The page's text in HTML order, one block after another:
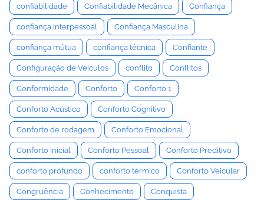
confiabilidade Confiabilidade Mecânica Confiança
confiança interpessoal Confiança Masculina
confiança mútua confiança técnica Confiante
Configuração de Veículos conflito Conflitos
Conformidade Conforto Conforto 1
Conforto Acústico Conforto Cognitivo
Conforto de rodagem Conforto Emocional
Conforto Inicial Conforto Pessoal Conforto Preditivo
conforto profundo conforto térmico Conforto Veicular
Congruência Conhecimento Conquista